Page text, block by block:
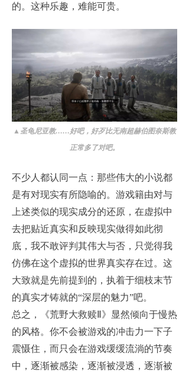
的。这种乐趣，难能可贵。
▲ 圣龟尼亚教……好吧，好歹比无南超赫伯图奈斯教
正常多了对吧。
不少人都认同一点：那些伟大的小说都
是有对现实有所隐喻的。游戏籍由对与
上述类似的现实成分的还原，在虚拟中
去把贴近真实和反映现实做得如此彻
底，我不敢评判其伟大与否，只觉得我
仿佛在这个虚拟的世界真实存在过。这
大致就是先前提到的，执着于细枝末节
的真实才铸就的“深层的魅力”吧。
总之，《荒野大救赎Ⅱ》显然倾向于慢热
的风格。你不会被游戏的冲击力一下子
震慑住，而只会在游戏缓缓流淌的节奏
中，逐渐被感染，逐渐被浸透，逐渐被